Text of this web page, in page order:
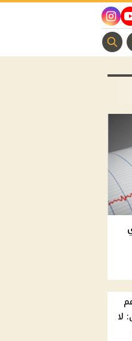
youtube
instagram
منوعات مسيحية
لا